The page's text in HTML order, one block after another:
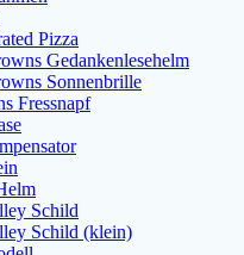
Pizza
Gedankenlesehelm
Sonnenbrille
Fressnapf
Schild
Schild (klein)